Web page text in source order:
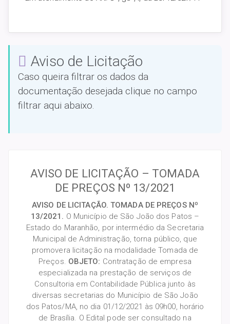
Aviso de Licitação
Caso queira filtrar os dados da
documentação desejada clique no campo
filtrar aqui abaixo.
AVISO DE LICITAÇÃO – TOMADA
DE PREÇOS Nº 13/2021
AVISO DE LICITAÇÃO. TOMADA DE PREÇOS Nº
13/2021. O Município de São João dos Patos –
Estado do Maranhão, por intermédio da Secretaria
Municipal de Administração, torna público, que
promovera licitação na modalidade Tomada de
Preços. OBJETO: Contratação de empresa
especializada na prestação de serviços de
Consultoria em Contabilidade Pública junto às
diversas secretarias do Município de São João
dos Patos/MA, no dia 01/12/2021 às 09h00, horário
de Brasília. O Edital pode ser consultado na